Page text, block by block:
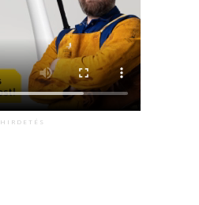
HIRDETÉS